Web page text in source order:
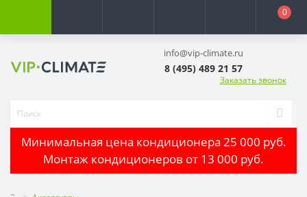
0
info@vip-climate.ru
8 (495) 489 21 57
Заказать звонок
Минимальная цена кондиционера 25 000 руб.
Монтаж кондиционеров от 13 000 руб.